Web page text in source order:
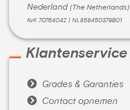
Nederland (The Netherlands)
KvK 70764042 | NL858450379B01
Klantenservice
 Grades & Garanties
 Contact opnemen